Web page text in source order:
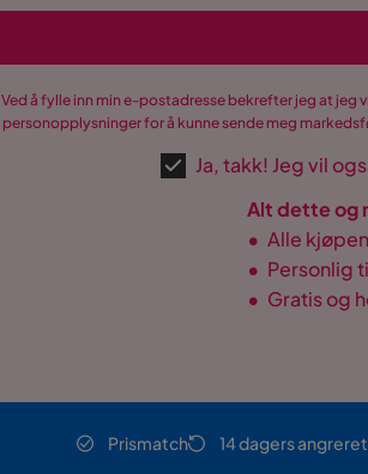
Ved å fylle inn min e-postadresse bekrefter jeg at jeg
personopplysninger for å kunne sende meg
Ja, takk! Jeg vil
Alt dette og
• Alle
• Personlig
• Gratis og
Prismatch 14 dagers